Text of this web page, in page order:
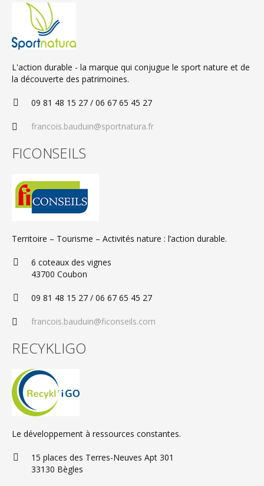
L'action durable - la marque qui conjugue le sport nature et de
la découverte des patrimoines.
09 81 48 15 27 / 06 67 65 45 27
francois.bauduin@sportnatura.fr
FICONSEILS
Territoire – Tourisme – Activités nature : l’action durable.
6 coteaux des vignes
43700 Coubon
09 81 48 15 27 / 06 67 65 45 27
francois.bauduin@ficonseils.com
RECYKLIGO
Le développement à ressources constantes.
15 places des Terres-Neuves Apt 301
33130 Bègles